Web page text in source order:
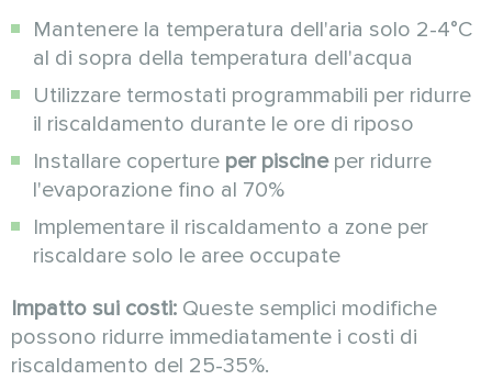
Mantenere la temperatura dell'aria solo 2-4°C
al di sopra della temperatura dell'acqua
Utilizzare termostati programmabili per ridurre
il riscaldamento durante le ore di riposo
Installare coperture per piscineper ridurre
l'evaporazione fino al 70%
Implementare il riscaldamento a zone per
riscaldare solo le aree occupate
Impatto sui costi: Queste semplici modifiche
possono ridurre immediatamente i costi di
riscaldamento del 25-35%.